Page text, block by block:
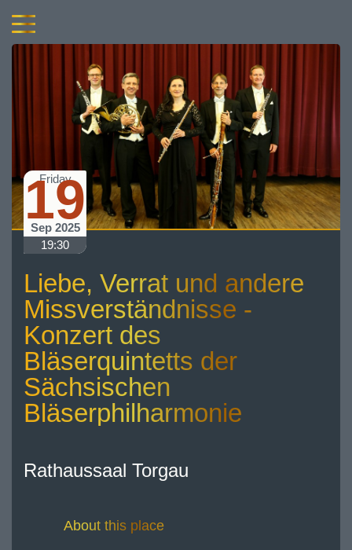
Friday
19
Sep 2025
19:30
Liebe, Verrat und andere
Missverständnisse -
Konzert des
Bläserquintetts der
Sächsischen
Bläserphilharmonie
Rathaussaal Torgau
About this place